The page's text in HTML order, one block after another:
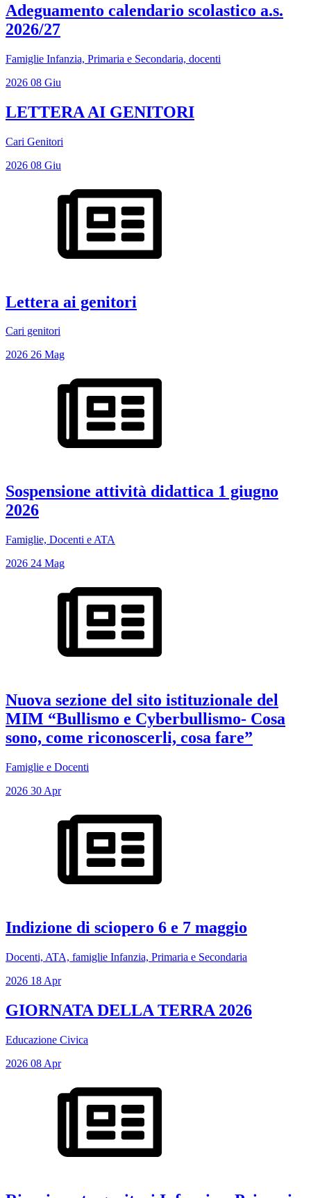
Adeguamento calendario scolastico a.s.
2026/27
Famiglie Infanzia, Primaria e Secondaria, docenti
2026 08 Giu
LETTERA AI GENITORI
Cari Genitori
2026 08 Giu
Lettera ai genitori
Cari genitori
2026 26 Mag
Sospensione attività didattica 1 giugno
2026
Famiglie, Docenti e ATA
2026 24 Mag
Nuova sezione del sito istituzionale del
MIM “Bullismo e Cyberbullismo- Cosa
sono, come riconoscerli, cosa fare”
Famiglie e Docenti
2026 30 Apr
Indizione di sciopero 6 e 7 maggio
Docenti, ATA, famiglie Infanzia, Primaria e Secondaria
2026 18 Apr
GIORNATA DELLA TERRA 2026
Educazione Civica
2026 08 Apr